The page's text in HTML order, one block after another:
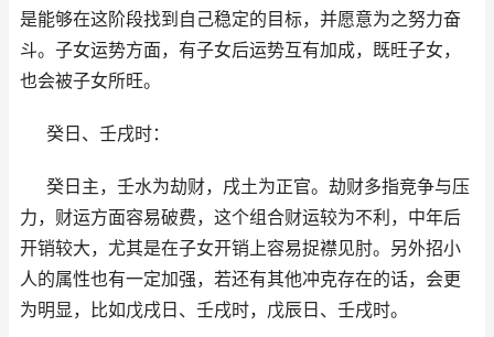
是能够在这阶段找到自己稳定的目标，并愿意为之努力奋
斗。子女运势方面，有子女后运势互有加成，既旺子女，
也会被子女所旺。
癸日、壬戌时：
癸日主，壬水为劫财，戌土为正官。劫财多指竞争与压
力，财运方面容易破费，这个组合财运较为不利，中年后
开销较大，尤其是在子女开销上容易捉襟见肘。另外招小
人的属性也有一定加强，若还有其他冲克存在的话，会更
为明显，比如戊戌日、壬戌时，戊辰日、壬戌时。